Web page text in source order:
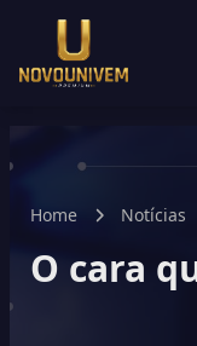
Home Notícias
O cara